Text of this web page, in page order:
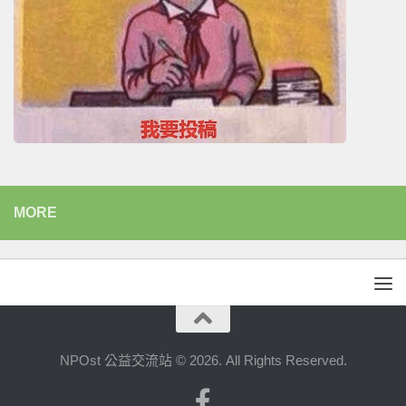
MORE
NPOst 公益交流站 © 2026. All Rights Reserved.